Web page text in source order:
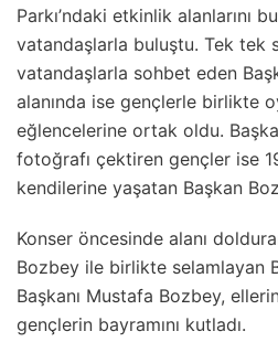
Parkı’ndaki etkinlik alanlarını
vatandaşlarla buluştu. Tek tek
vatandaşlarla sohbet eden
alanında ise gençlerle birlikte
eğlencelerine ortak oldu.
fotoğrafı çektiren gençler ise
kendilerine yaşatan Başkan
Konser öncesinde alanı
Bozbey ile birlikte selamlayan
Başkanı Mustafa Bozbey,
gençlerin bayramını kutladı.